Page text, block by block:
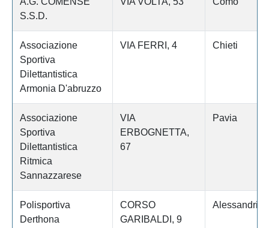
S.S.D.
Associazione
Sportiva
Dilettantistica
Armonia D'abruzzo
VIA FERRI, 4 Chieti
Associazione
Sportiva
Dilettantistica
Ritmica
Sannazzarese
VIA
ERBOGNETTA,
67
Pavia
Polisportiva
Derthona
CORSO
GARIBALDI, 9
Alessandria